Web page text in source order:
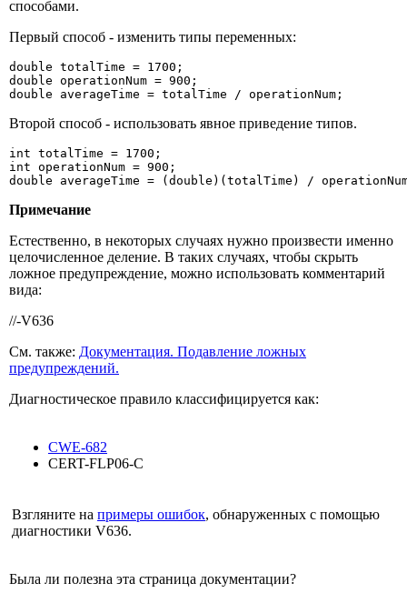
способами.
Первый способ - изменить типы переменных:
double totalTime = 1700;
double operationNum = 900;
double averageTime = totalTime / operationNum;
Второй способ - использовать явное приведение типов.
int totalTime = 1700;
int operationNum = 900;
double averageTime = (double)(totalTime) /
Примечание
Естественно, в некоторых случаях нужно произвести именно
целочисленное деление. В таких случаях, чтобы скрыть
ложное предупреждение, можно использовать комментарий
вида:
//-V636
См. также: Документация. Подавление ложных
предупреждений.
Диагностическое правило классифицируется как:
CWE-682
CERT-FLP06-C
Взгляните на примеры ошибок, обнаруженных с помощью
диагностики V636.
Была ли полезна эта страница документации?